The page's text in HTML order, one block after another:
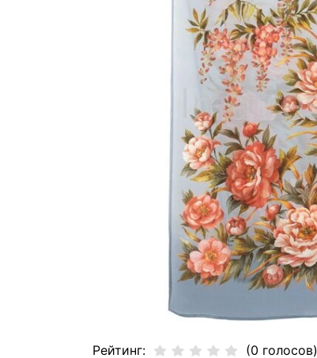
Рейтинг: (0 голосов)